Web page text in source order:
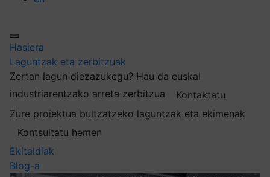
Hasiera
Laguntzak eta zerbitzuak
Zertan lagun diezazukegu? Hau da euskal
industriarentzako arreta zerbitzua
Kontaktatu
Zure proiektua bultzatzeko laguntzak eta ekimenak
Kontsultatu hemen
Ekitaldiak
Blog-a